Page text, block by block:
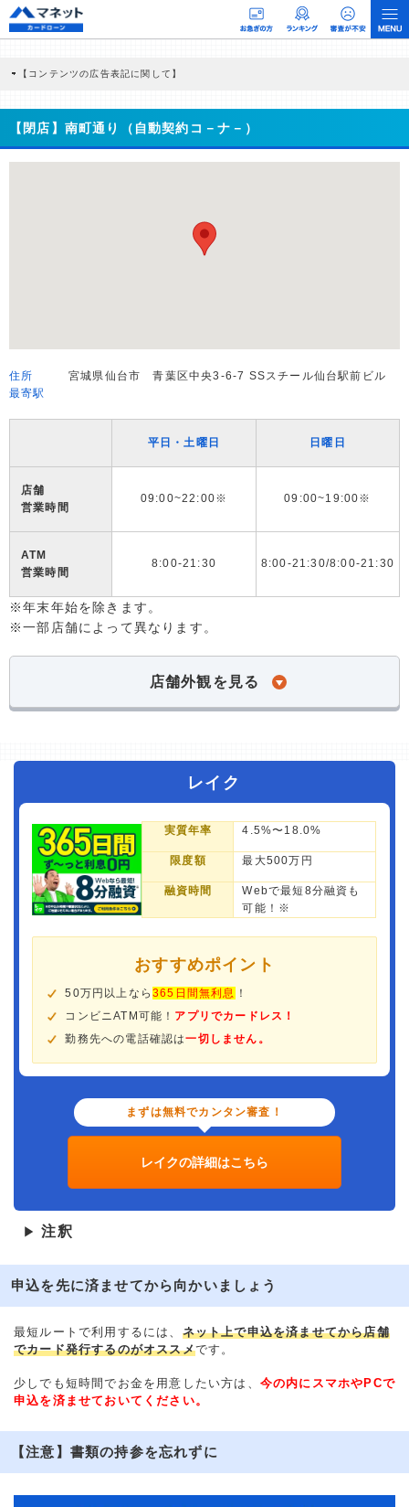
【コンテンツの広告表記に関して】
商品を根拠なくPRするものではなく、当編集部の調査／ユーザーへの口コミ収集な
どに基づき、公平性を担保した情報提供を行っています。
>提携企業一覧
【閉店】南町通り（自動契約コ－ナ－）
住所
宮城県仙台市 青葉区中央3-6-7 SSスチール仙台駅前ビル
最寄駅
平日・土曜日 日曜日
店舗
営業時間
09:00~22:00※ 09:00~19:00※
ATM
営業時間
8:00-21:30 8:00-21:30/8:00-21:30
※年末年始を除きます。
※一部店舗によって異なります。
店舗外観を見る
レイク
実質年率 4.5%〜18.0%
限度額 最大500万円
融資時間
Webで最短8分融資も
可能！※
おすすめポイント
50万円以上なら365日間無利息 ！
コンビニATM可能！ アプリでカードレス！
勤務先への電話確認は一切しません。
まずは無料でカンタン審査！
レイクの詳細はこちら
▶ 注釈
申込を先に済ませてから向かいましょう
最短ルートで利用するには、 ネット上で申込を済ませてから店舗
でカード発行するのがオススメです。
少しでも短時間でお金を用意したい方は、 今の内にスマホやPCで
申込を済ませておいてください。
【注意】書類の持参を忘れずに